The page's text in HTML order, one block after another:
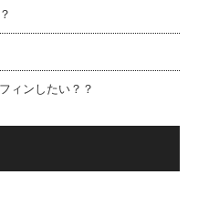
ィンしたい？？